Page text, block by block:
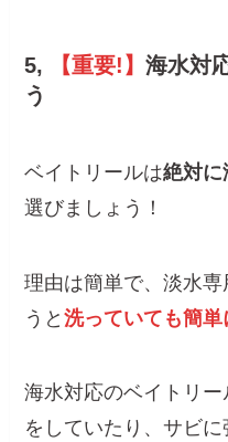
5, 【重要!】海水対
う
ベイトリールは絶対に
選びましょう！
理由は簡単で、淡水
うと洗っていても簡単
海水対応のベイトリ
をしていたり、サビに